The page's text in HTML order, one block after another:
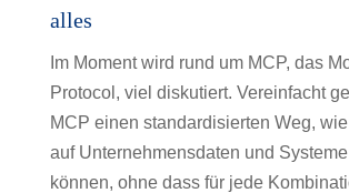
alles
Im Moment wird rund um MCP, das
Protocol, viel diskutiert. Vereinfacht
MCP einen standardisierten Weg,
auf Unternehmensdaten und
können, ohne dass für jede